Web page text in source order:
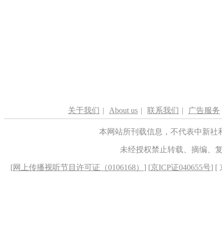
关于我们 | About us | 联系我们 | 广告服务
本网站所刊载信息，不代表中新
未经授权禁止转载、摘编、
[网上传播视听节目许可证（0106168） ] [京ICP证040655号] [